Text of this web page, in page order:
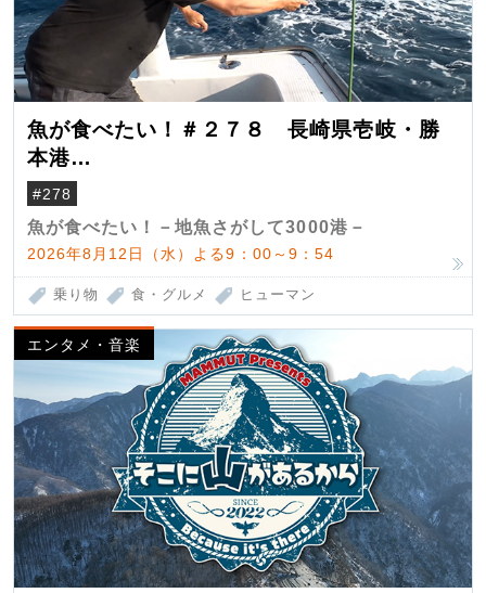
魚が食べたい！＃２７８ 長崎県壱岐・勝
本港
（クロマグロ）
#278
魚が食べたい！－地魚さがして3000港－
2026年8月12日（水）よる9：00～9：54
乗り物 食・グルメ ヒューマン
エンタメ・音楽